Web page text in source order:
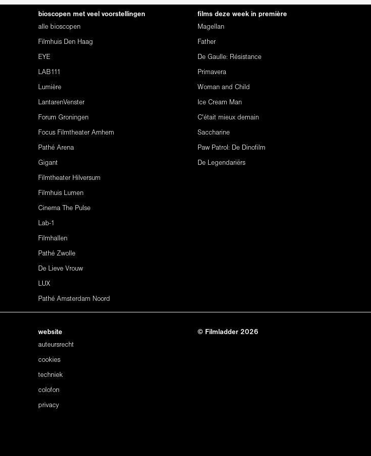
bioscopen met veel voorstellingen
alle bioscopen
Filmhuis Den Haag
EYE
LAB111
Lumière
LantarenVenster
Forum Groningen
Focus Filmtheater Arnhem
Pathé Arena
Gigant
Filmtheater Hilversum
Filmhuis Lumen
Cinema The Pulse
Lab-1
Filmhallen
Pathé Zwolle
De Lieve Vrouw
LUX
Pathé Amsterdam Noord
films deze week in première
Magellan
Father
De Gaulle: Résistance
Primavera
Woman and Child
Ice Cream Man
C'était mieux demain
Saccharine
Paw Patrol: De Dinofilm
De Legendariërs
website
auteursrecht
cookies
techniek
colofon
privacy
© Filmladder 2026